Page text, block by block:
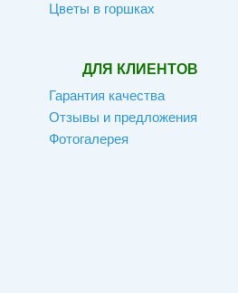
Цветы в горшках
ДЛЯ КЛИЕНТОВ
Гарантия качества
Отзывы и предложения
Фотогалерея